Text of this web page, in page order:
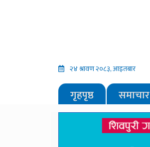
२४ श्रावण २०८३, आइतबार
गृहपृष्ठ समाचार